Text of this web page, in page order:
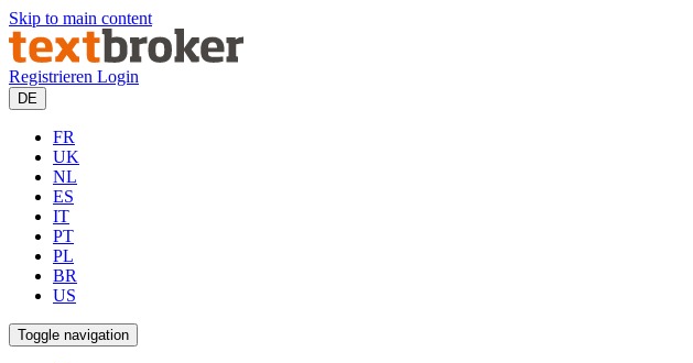
Skip to main content
Registrieren Login
DE
FR
UK
NL
ES
IT
PT
PL
BR
US
Toggle navigation